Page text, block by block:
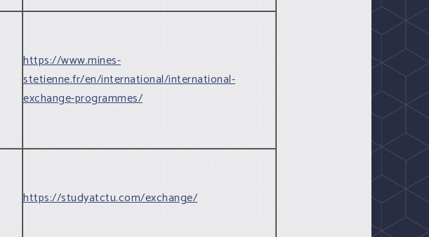
https://www.mines-
stetienne.fr/en/international/international-
exchange-programmes/
https://studyatctu.com/exchange/